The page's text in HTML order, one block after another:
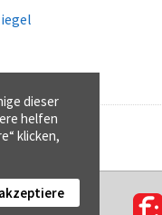
dieser
helfen
klicken,